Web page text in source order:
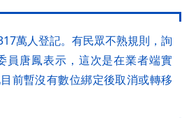
萬人登記。有民眾不熟規則，詢
員唐鳳表示，這次是在業者端實
前暫沒有數位綁定後取消或轉移